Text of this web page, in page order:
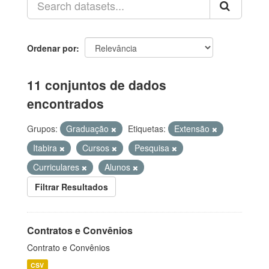
Ordenar por
11 conjuntos de dados
encontrados
Grupos: Graduação Etiquetas:
Extensão
Itabira
Cursos
Pesquisa
Curriculares
Alunos
Filtrar Resultados
Contratos e Convênios
Contrato e Convênios
CSV